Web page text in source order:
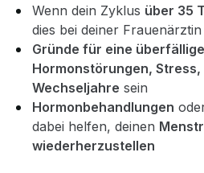
Wenn dein Zyklus über 35
dies bei deiner
Gründe für eine
Hormonstörungen,
Wechseljahre sein
Hormonbehandlungen
dabei helfen, deinen
wiederherzustellen